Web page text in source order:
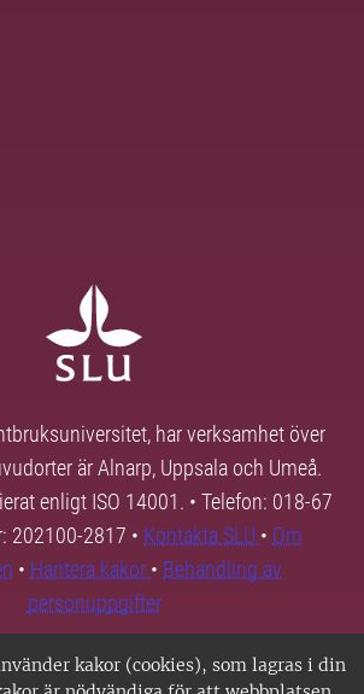
kakor (cookies), som lagras i din
har verksamhet över
är Alnarp, Uppsala och Umeå.
enligt ISO 14001. • Telefon: 018-67
202100-2817 • Kontakta SLU • Om
• Hantera kakor • Behandling av
personuppgifter